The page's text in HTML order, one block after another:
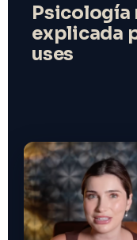
Psicología
explicada
uses